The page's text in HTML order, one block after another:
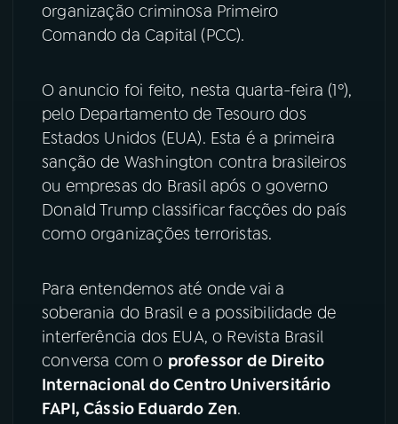
08 FESTIVAL DE MÚSICA
ACOMPANHE A RÁDIO NACIONAL
YouTube Facebook
Instagram X
TikTok
organização criminosa Primeiro
Comando da Capital (PCC).
O anuncio foi feito, nesta quarta-feira (1º),
pelo Departamento de Tesouro dos
Estados Unidos (EUA). Esta é a primeira
sanção de Washington contra brasileiros
ou empresas do Brasil após o governo
Donald Trump classificar facções do país
como organizações terroristas.
Para entendemos até onde vai a
soberania do Brasil e a possibilidade de
interferência dos EUA, o Revista Brasil
conversa com o professor de Direito
Internacional do Centro Universitário
FAPI, Cássio Eduardo Zen.